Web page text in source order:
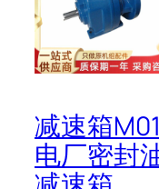
减速箱
电厂密封